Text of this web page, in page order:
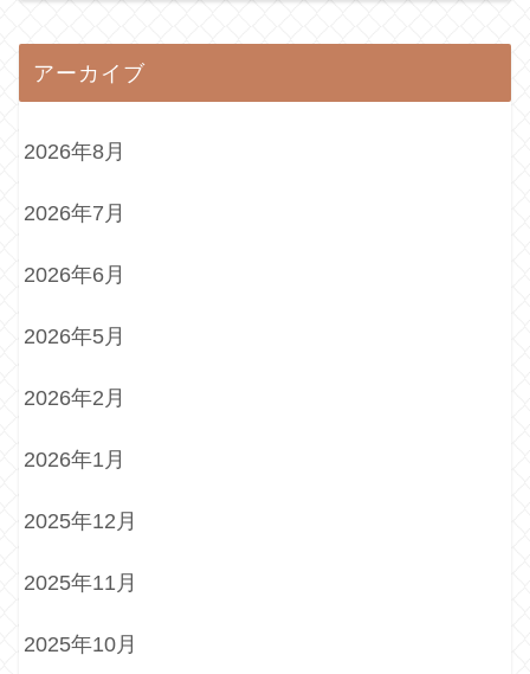
アーカイブ
2026年8月
2026年7月
2026年6月
2026年5月
2026年2月
2026年1月
2025年12月
2025年11月
2025年10月